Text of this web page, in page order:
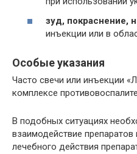
зуд, покраснение,
инъекции или в
Особые указания
Часто свечи или инъекции
комплексе
В подобных ситуациях
взаимодействие
лечебного действия